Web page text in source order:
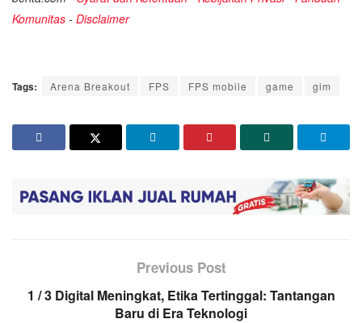
Komunitas - Disclaimer
Tags: Arena Breakout FPS FPS mobile game gim
Previous Post
1 / 3 Digital Meningkat, Etika Tertinggal: Tantangan
Baru di Era Teknologi